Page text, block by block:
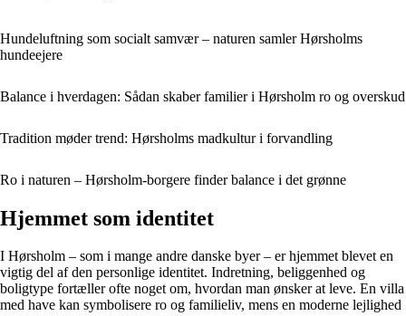
Hundeluftning som socialt samvær – naturen samler Hørsholms
hundeejere
Balance i hverdagen: Sådan skaber familier i Hørsholm ro og overskud
Tradition møder trend: Hørsholms madkultur i forvandling
Ro i naturen – Hørsholm-borgere finder balance i det grønne
Hjemmet som identitet
I Hørsholm – som i mange andre danske byer – er hjemmet blevet en
vigtig del af den personlige identitet. Indretning, beliggenhed og
boligtype fortæller ofte noget om, hvordan man ønsker at leve. En villa
med have kan symbolisere ro og familieliv, mens en moderne lejlighed